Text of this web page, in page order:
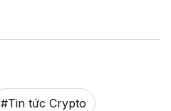
#Tin tức Crypto